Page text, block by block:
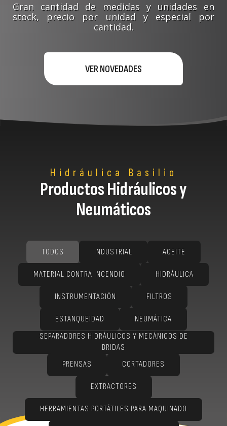
Gran cantidad de medidas y unidades en
stock, precio por unidad y especial por
cantidad.
VER NOVEDADES
Hidráulica Basilio
Productos Hidráulicos y
Neumáticos
TODOS INDUSTRIAL ACEITE
MATERIAL CONTRA INCENDIO HIDRÁULICA
INSTRUMENTACIÓN FILTROS
ESTANQUEIDAD
NEUMÁTICA
SEPARADORES HIDRÁULICOS Y MECÁNICOS DE
BRIDAS
PRENSAS
CORTADORES
EXTRACTORES
HERRAMIENTAS PORTÁTILES PARA MAQUINADO